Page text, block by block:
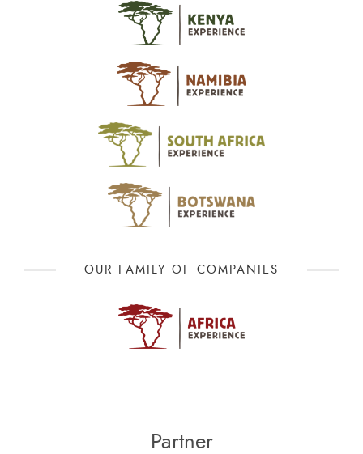
OUR FAMILY OF COMPANIES
Partner